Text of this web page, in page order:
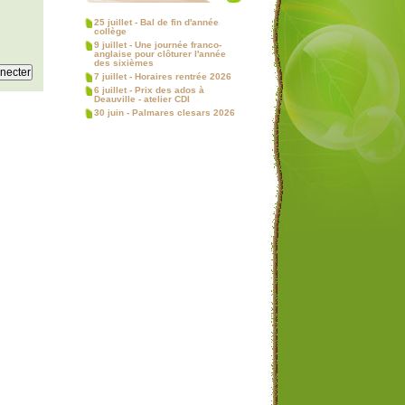
25 juillet - Bal de fin d'année
collège
9 juillet - Une journée franco-
anglaise pour clôturer l'année
des sixièmes
7 juillet - Horaires rentrée 2026
6 juillet - Prix des ados à
Deauville - atelier CDI
30 juin - Palmares clesars 2026